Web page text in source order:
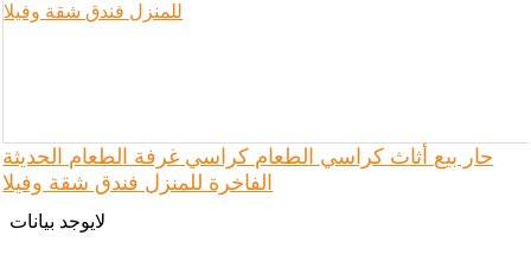
حار بيع أثاث كراسي الطعام كراسي غرفة الطعام الحديثة
الفاخرة للمنزل فندق شقة وفيلا
لايوجد بيانات